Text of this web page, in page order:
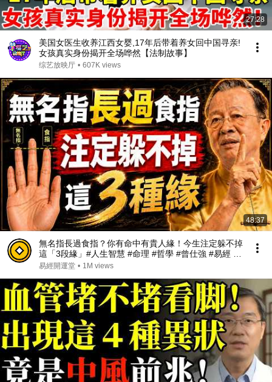
27:28
美国女医生收养江西女婴,17年后带着养女回中国寻亲!
女孩真实身份揭开全场哗然【法制故事】
综艺放映厅 • 607K views
48:37
無名指長過食指？你有命中有貴人緣！今生注定躲不掉
這「3段緣」#人生智慧 #命理 #哲學 #曾仕強 #易經 #
正能量#人生智慧 #命理 #哲學 #曾仕強 #易經 #正能量
易經開運堂 • 1M views